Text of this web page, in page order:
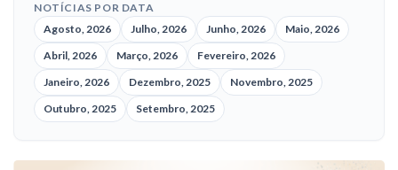
NOTÍCIAS POR DATA
Agosto, 2026
Julho, 2026 Junho, 2026
Maio, 2026
Abril, 2026
Março, 2026
Fevereiro, 2026
Janeiro, 2026
Dezembro, 2025
Novembro, 2025
Outubro, 2025
Setembro, 2025